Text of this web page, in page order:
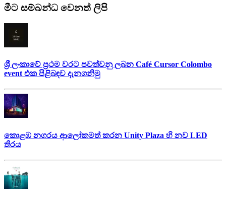
මීට සම්බන්ධ වෙනත් ලිපි
ශ්‍රී ලංකාවේ ප්‍රථම වරට පවත්වනු ලබන Café Cursor Colombo
event එක පිළිබඳව දැනගනිමු
කොළඹ නගරය ආලෝකමත් කරන Unity Plaza හි නව LED
තිරය